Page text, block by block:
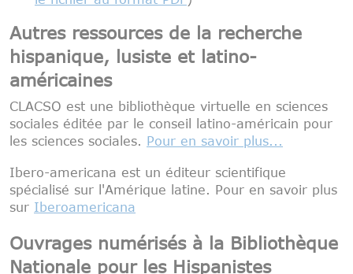
Autres ressources de la recherche
hispanique, lusiste et latino-
américaines
CLACSO est une bibliothèque virtuelle en sciences
sociales éditée par le conseil latino-américain pour
les sciences sociales. Pour en savoir plus...
Ibero-americana est un éditeur scientifique
spécialisé sur l'Amérique latine. Pour en savoir plus
sur Iberoamericana
Ouvrages numérisés à la Bibliothèque
Nationale pour les Hispanistes